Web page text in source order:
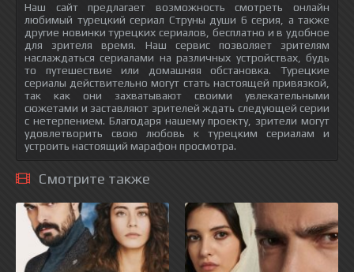
Наш сайт предлагает возможность смотреть онлайн
любимый турецкий сериал Струны души 6 серия, а также
другие новинки турецких сериалов, бесплатно и в удобное
для зрителя время. Наш сервис позволяет зрителям
наслаждаться сериалами на различных устройствах, будь
то путешествие или домашняя обстановка. Турецкие
сериалы действительно могут стать настоящей привязкой,
так как они захватывают своими увлекательными
сюжетами и заставляют зрителей ждать следующей серии
с нетерпением. Благодаря нашему проекту, зрители могут
удовлетворить свою любовь к турецким сериалам и
устроить настоящий марафон просмотра.
Смотрите также